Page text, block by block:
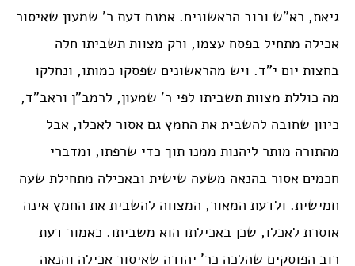
גיאת, רא”ש ורוב הראשונים. אמנם דעת ר’ שמעון שאיסור
אכילה מתחיל בפסח עצמו, ורק מצוות תשביתו חלה
בחצות יום י”ד. ויש מהראשונים שפסקו כמותו, ונחלקו
מה כוללת מצוות תשביתו לפי ר’ שמעון, לרמב”ן וראב”ד,
כיוון שחובה להשבית את החמץ גם אסור לאכלו, אבל
מהתורה מותר ליהנות ממנו תוך כדי שרפתו, ומדברי
חכמים אסור בהנאה משעה שישית ובאכילה מתחילת שעה
חמישית. ולדעת המאור, המצווה להשבית את החמץ אינה
אוסרת לאכלו, שכן באכילתו הוא משביתו. כאמור דעת
רוב הפוסקים שהלכה כר’ יהודה שאיסור אכילה והנאה